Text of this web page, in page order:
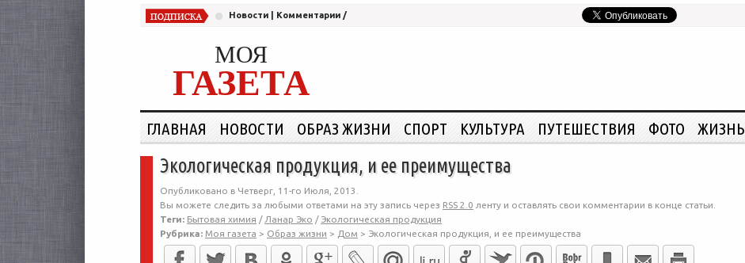
Новости Комментарии /
МОЯ
ГАЗЕТА
ГЛАВНАЯ НОВОСТИ ОБРАЗ ЖИЗНИ СПОРТ КУЛЬТУРА ПУТЕШЕСТВИЯ ФОТО ЖИЗНЬ
Экологическая продукция, и ее преимущества
Опубликовано в Четверг, 11-го Июля, 2013.
Вы можете следить за любыми ответами на эту запись через RSS 2.0 ленту и оставлять свои комментарии в конце статьи.
Теги: Бытовая химия / Ланар Эко / Экологическая продукция
Рубрика: Моя газета > Образ жизни > Дом > Экологическая продукция, и ее преимущества